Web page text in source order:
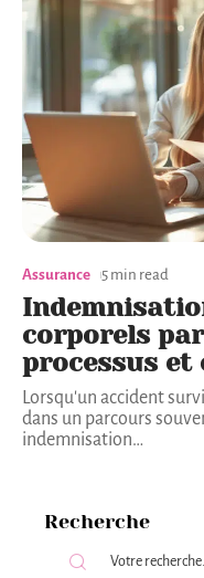
Assurance 5 min read
corporels
processus et
Lorsqu'un accident
dans un parcours
indemnisation…
Recherche